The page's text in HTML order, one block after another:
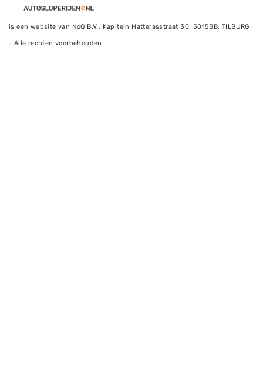
is een website van NoQ B.V., Kapitein Hatterasstraat 30, 5015BB, TILBURG
- Alle rechten voorbehouden